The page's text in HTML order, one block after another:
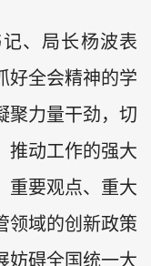
、局长杨波表
好全会精神的学
聚力量干劲，切
推动工作的强大
重要观点、重大
领域的创新政策
妨碍全国统一大